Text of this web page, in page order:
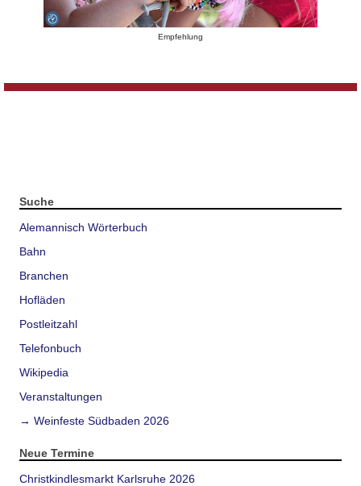
Empfehlung
Suche
Alemannisch Wörterbuch
Bahn
Branchen
Hofläden
Postleitzahl
Telefonbuch
Wikipedia
Veranstaltungen
→ Weinfeste Südbaden 2026
Neue Termine
Christkindlesmarkt Karlsruhe 2026